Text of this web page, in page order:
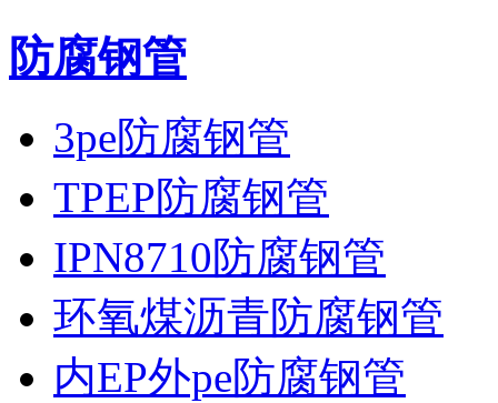
防腐钢管
3pe防腐钢管
TPEP防腐钢管
IPN8710防腐钢管
环氧煤沥青防腐钢管
内EP外pe防腐钢管